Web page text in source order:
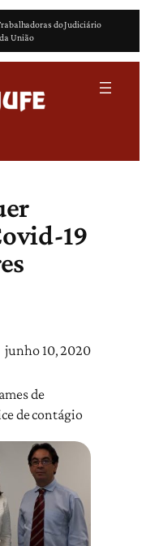
do Judiciário
União
19
junho 10, 2020
de
de contágio